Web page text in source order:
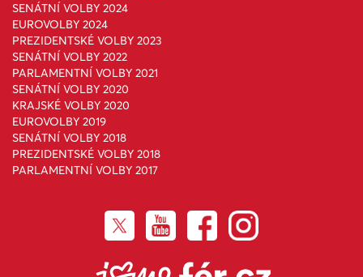
SENÁTNÍ VOLBY 2024
EUROVOLBY 2024
PREZIDENTSKÉ VOLBY 2023
SENÁTNÍ VOLBY 2022
PARLAMENTNÍ VOLBY 2021
SENÁTNÍ VOLBY 2020
KRAJSKÉ VOLBY 2020
EUROVOLBY 2019
SENÁTNÍ VOLBY 2018
PREZIDENTSKÉ VOLBY 2018
PARLAMENTNÍ VOLBY 2017